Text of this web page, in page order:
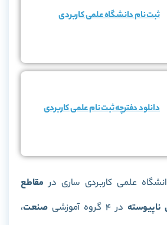
ثبت نام دانشگاه علمی کاربردی
دانلود دفترچه ثبت نام علمی کاربردی
علمی کاربردی ساری در مقاطع
ناپیوسته در 4 گروه آموزشی صنعت،